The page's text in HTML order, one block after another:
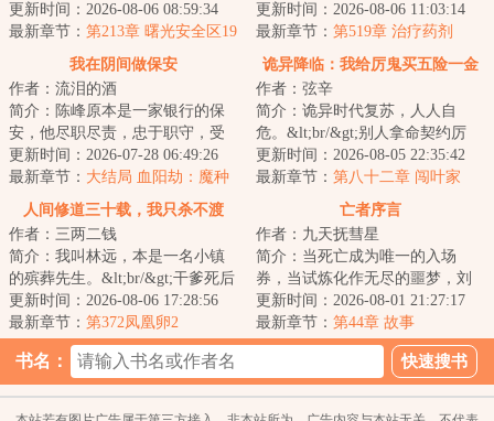
希在女生宿舍里，被怪物杀死了
九十九次。第...
更新时间：2026-08-06 08:59:34
最新章节： 第213章 曙光安全区19
周浪本是个大学学生，诡异降
临，被迫进入...
更新时间：2026-08-06 11:03:14
最新章节： 第519章 治疗药剂
我在阴间做保安
作者：流泪的酒
简介：陈峰原本是一家银行的保
安，他尽职尽责，忠于职守，受
到行长和行员的一致好评，原本
风平浪静的生活...
更新时间：2026-07-28 06:49:26
最新章节： 大结局 血阳劫：魔种
焚世
诡异降临：我给厉鬼买五险一金
作者：弦辛
简介：诡异时代复苏，人人自
危。&lt;br/&gt;别人拿命契约厉
鬼，用命换力量。&lt;br/&gt;而林
夜觉醒【万灵...
更新时间：2026-08-05 22:35:42
最新章节： 第八十二章 闯叶家
人间修道三十载，我只杀不渡
作者：三两二钱
简介：我叫林远，本是一名小镇
的殡葬先生。&lt;br/&gt;干爹死后
回魂，传我一道黑气。&lt;br/&gt;
功力来自...
更新时间：2026-08-06 17:28:56
最新章节： 第372凤凰卵2
亡者序言
作者：九天抚彗星
简介：当死亡成为唯一的入场
券，当试炼化作无尽的噩梦，刘
蛰站在命运的分岔口，凝视着深
渊。这是一场精心...
更新时间：2026-08-01 21:27:17
最新章节： 第44章 故事
书名：